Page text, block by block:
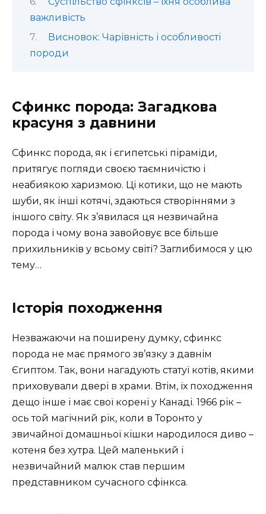
важливість
Висновок: Чарівність і особливості
породи
Сфинкс порода: Загадкова
красуня з давнини
Сфинкс порода, як і єгипетські піраміди,
притягує погляди своєю таємничістю і
неабиякою харизмою. Ці котики, що не мають
шуби, як інші котячі, здаються створіннями з
іншого світу. Як з’явилася ця незвичайна
порода і чому вона завойовує все більше
прихильників у всьому світі? Заглибимося у цю
тему…
Історія походження
Незважаючи на поширену думку, сфинкс
порода не має прямого зв’язку з давнім
Єгиптом. Так, вони нагадують статуї котів, якими
приховували двері в храми. Втім, їх походження
дещо інше і має свої корені у Канаді. 1966 рік –
ось той магічний рік, коли в Торонто у
звичайної домашньої кішки народилося диво –
котеня без хутра. Цей маленький і
незвичайний малюк став першим
представником сучасного сфінкса.